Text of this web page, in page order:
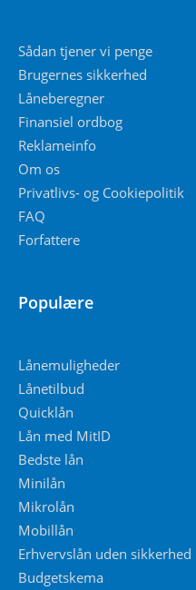
Sådan tjener vi penge
Brugernes sikkerhed
Låneberegner
Finansiel ordbog
Reklameinfo
Om os
Privatlivs- og Cookiepolitik
FAQ
Forfattere
Populære
Lånemuligheder
Lånetilbud
Quicklån
Lån med MitID
Bedste lån
Minilån
Mikrolån
Mobillån
Erhvervslån uden sikkerhed
Budgetskema